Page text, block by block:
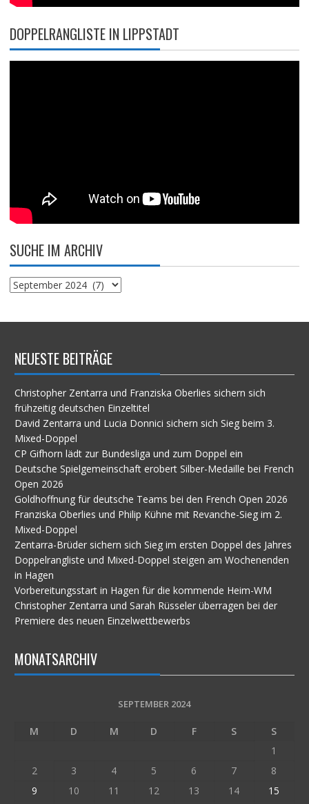
DOPPELRANGLISTE IN LIPPSTADT
SUCHE IM ARCHIV
Suche
NEUESTE BEITRÄGE
Christopher Zentarra und Franziska Oberlies sichern sich
frühzeitig deutschen Einzeltitel
David Zentarra und Lucia Donnici sichern sich Sieg beim 3.
Mixed-Doppel
CP Gifhorn lädt zur Bundesliga und zum Doppel ein
Deutsche Spielgemeinschaft erobert Silber-Medaille bei French
Open 2026
Goldhoffnung für deutsche Teams bei den French Open 2026
Franziska Oberlies und Philip Kühne mit Revanche-Sieg im 2.
Mixed-Doppel
Zentarra-Brüder sichern sich Sieg im ersten Doppel des Jahres
Doppelrangliste und Mixed-Doppel steigen am Wochenenden
in Hagen
Vorbereitungsstart in Hagen für die kommende Heim-WM
Christopher Zentarra und Sarah Rüsseler überragen bei der
Premiere des neuen Einzelwettbewerbs
MONATSARCHIV
SEPTEMBER 2024
M D M D F S
S
1
2
3 4 5 6 7
8
9
10 11 12 13 14
15